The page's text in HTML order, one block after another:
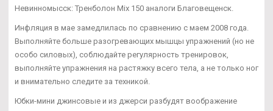
Невинномысск: Тренболон Mix 150 аналоги Благовещенск.
Инфляция в мае замедлилась по сравнению с маем 2008 года.
Выполняйте больше разогревающих мышцы упражнений (но не
особо силовых), соблюдайте регулярность тренировок,
выполняйте упражнения на растяжку всего тела, а не только ног
и внимательно следите за техникой.
Юбки-мини джинсовые и из джерси разбудят воображение